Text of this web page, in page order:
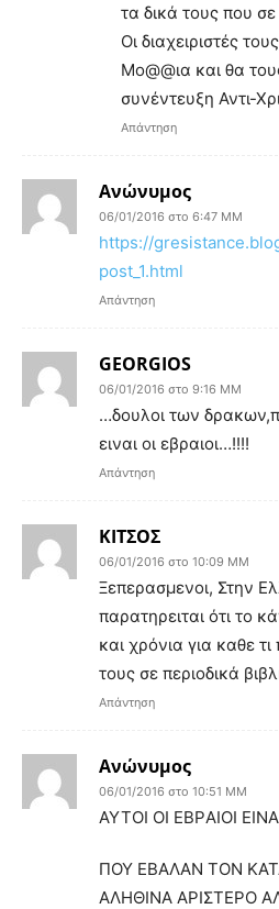
τα δικά τους που σε
Οι διαχειριστές
Μο@@ια και θα
συνέντευξη Αντι-
Απάντηση
Ανώνυμος
06/01/2016 στο 6:47 ΜΜ
https://
post_1.html
Απάντηση
GEORGIOS
06/01/2016 στο 9:16 ΜΜ
…δουλοι των
ειναι οι εβραιοι…!!!!
Απάντηση
ΚΙΤΣΟΣ
06/01/2016 στο 10:09 ΜΜ
Ξεπερασμενοι, Στην
παρατηρειται ότι το
και χρόνια για καθε
τους σε περιοδικά
Απάντηση
Ανώνυμος
06/01/2016 στο 10:51 ΜΜ
AYTOI OI EBΡAIOI
ΠΟΥ ΕΒΑΛΑΝ ΤΟΝ
ΑΛΗΘΙΝΑ ΑΡΙΣΤΕΡΟ